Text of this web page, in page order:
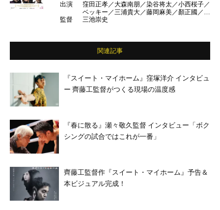
出演
窪田正孝／大森南朋／染谷将太／小西桜子／
ベッキー／三浦貴大／藤岡麻美／顏正國／段
鈞豪／矢島舞美／出合正幸／村上淳／滝藤賢
監督 三池崇史
関連記事
『スイート・マイホーム』窪塚洋介 インタビュ
ー 齊藤工監督がつくる現場の温度感
『春に散る』瀬々敬久監督 インタビュー「ボク
シングの試合ではこれが一番」
齊藤工監督作『スイート・マイホーム』予告＆
本ビジュアル完成！